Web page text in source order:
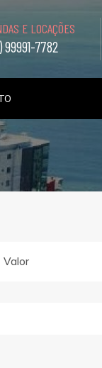
E LOCAÇÕES
99991-7782
Valor